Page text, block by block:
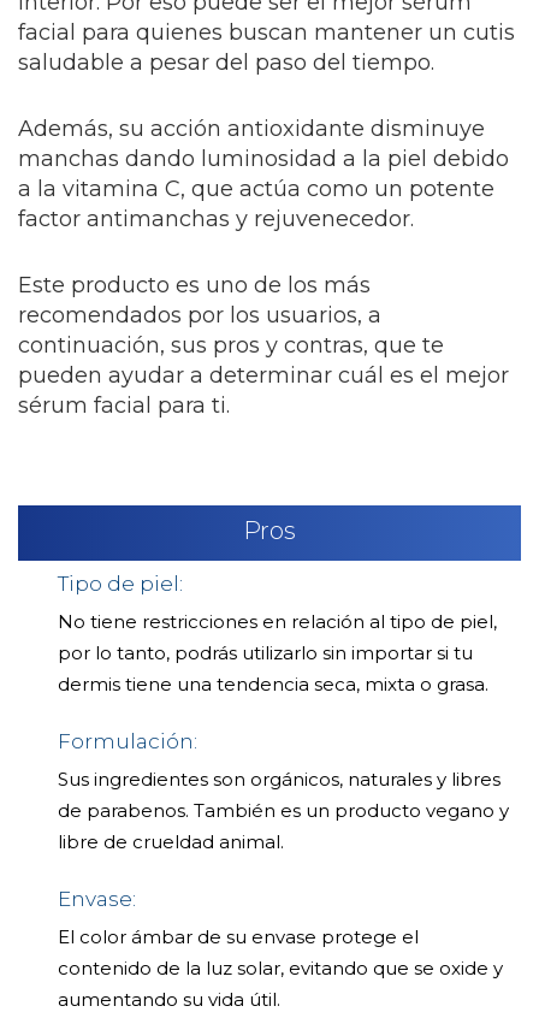
facial para quienes buscan mantener un cutis
saludable a pesar del paso del tiempo.
Además, su acción antioxidante disminuye
manchas dando luminosidad a la piel debido
a la vitamina C, que actúa como un potente
factor antimanchas y rejuvenecedor.
Este producto es uno de los más
recomendados por los usuarios, a
continuación, sus pros y contras, que te
pueden ayudar a determinar cuál es el mejor
sérum facial para ti.
Pros
Tipo de piel:
No tiene restricciones en relación al tipo de piel,
por lo tanto, podrás utilizarlo sin importar si tu
dermis tiene una tendencia seca, mixta o grasa.
Formulación:
Sus ingredientes son orgánicos, naturales y libres
de parabenos. También es un producto vegano y
libre de crueldad animal.
Envase:
El color ámbar de su envase protege el
contenido de la luz solar, evitando que se oxide y
aumentando su vida útil.